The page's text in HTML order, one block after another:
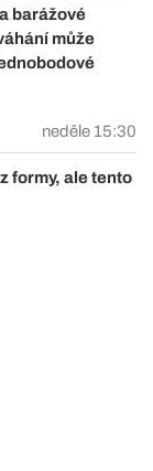
barážové
může
neděle 15:30
formy, ale tento